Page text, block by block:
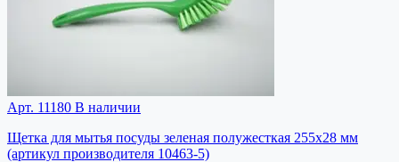
Арт. 11180 В наличии
Щетка для мытья посуды зеленая полужесткая 255х28 мм
(артикул производителя 10463-5)